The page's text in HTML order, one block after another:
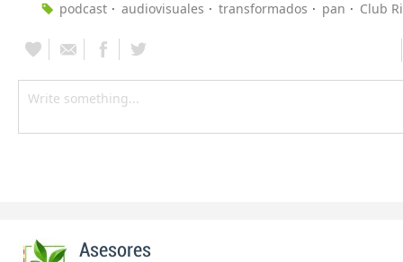
podcast
audiovisuales transformados pan Club
Asesores